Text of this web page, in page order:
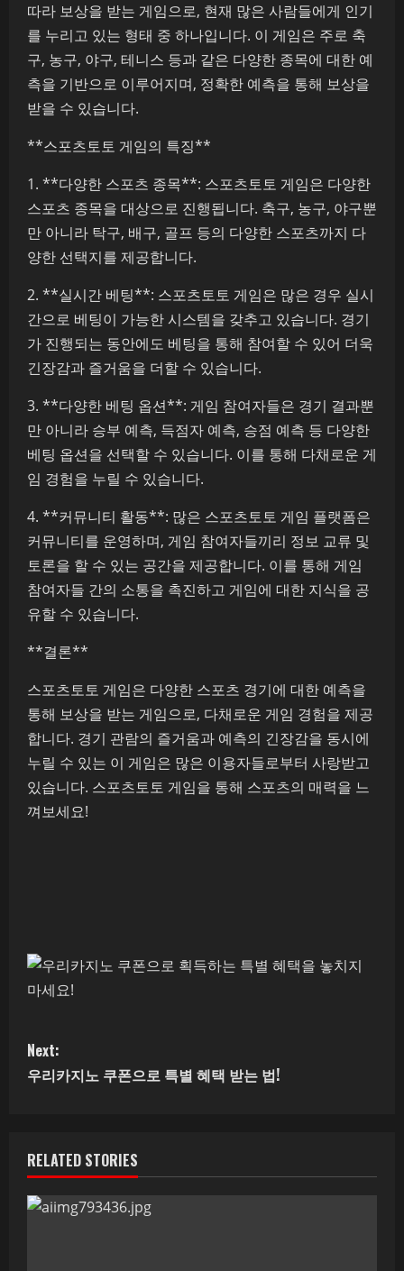
따라 보상을 받는 게임으로, 현재 많은 사람들에게 인기
를 누리고 있는 형태 중 하나입니다. 이 게임은 주로 축
구, 농구, 야구, 테니스 등과 같은 다양한 종목에 대한 예
측을 기반으로 이루어지며, 정확한 예측을 통해 보상을
받을 수 있습니다.
**스포츠토토 게임의 특징**
1. **다양한 스포츠 종목**: 스포츠토토 게임은 다양한
스포츠 종목을 대상으로 진행됩니다. 축구, 농구, 야구뿐
만 아니라 탁구, 배구, 골프 등의 다양한 스포츠까지 다
양한 선택지를 제공합니다.
2. **실시간 베팅**: 스포츠토토 게임은 많은 경우 실시
간으로 베팅이 가능한 시스템을 갖추고 있습니다. 경기
가 진행되는 동안에도 베팅을 통해 참여할 수 있어 더욱
긴장감과 즐거움을 더할 수 있습니다.
3. **다양한 베팅 옵션**: 게임 참여자들은 경기 결과뿐
만 아니라 승부 예측, 득점자 예측, 승점 예측 등 다양한
베팅 옵션을 선택할 수 있습니다. 이를 통해 다채로운 게
임 경험을 누릴 수 있습니다.
4. **커뮤니티 활동**: 많은 스포츠토토 게임 플랫폼은
커뮤니티를 운영하며, 게임 참여자들끼리 정보 교류 및
토론을 할 수 있는 공간을 제공합니다. 이를 통해 게임
참여자들 간의 소통을 촉진하고 게임에 대한 지식을 공
유할 수 있습니다.
**결론**
스포츠토토 게임은 다양한 스포츠 경기에 대한 예측을
통해 보상을 받는 게임으로, 다채로운 게임 경험을 제공
합니다. 경기 관람의 즐거움과 예측의 긴장감을 동시에
누릴 수 있는 이 게임은 많은 이용자들로부터 사랑받고
있습니다. 스포츠토토 게임을 통해 스포츠의 매력을 느
껴보세요!
C
o
t
i
Next:
우리카지노 쿠폰으로 특별 혜택 받는 법!
RELATED STORIES